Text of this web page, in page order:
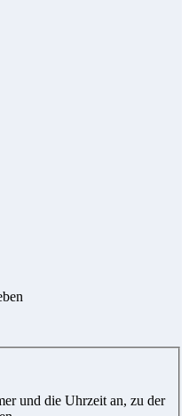
und die Uhrzeit an, zu der